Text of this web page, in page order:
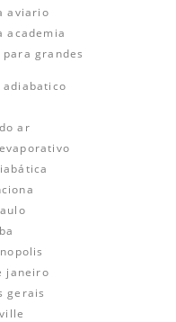
aviario
academia
grandes
ar
janeiro
gerais